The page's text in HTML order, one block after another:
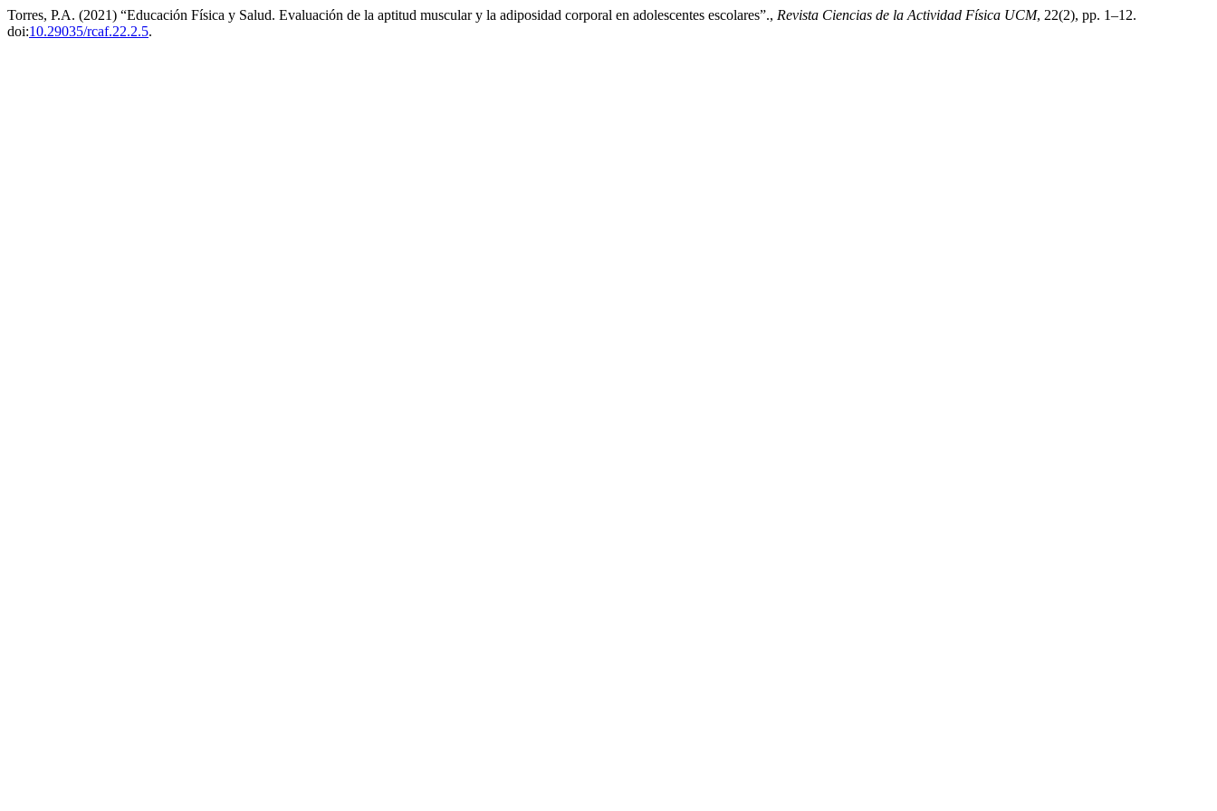
Torres, P.A. (2021) “Educación Física y Salud. Evaluación de la aptitud muscular y la adiposidad corporal en adolescentes escolares”., Revista Ciencias de la Actividad Física UCM, 22(2), pp. 1–12.
doi:10.29035/rcaf.22.2.5.